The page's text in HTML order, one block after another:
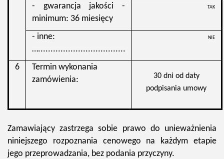
- gwarancja jakości -
minimum: 36 miesięcy
TAK
- inne:
…...................................
NIE
6
Termin wykonania
zamówienia:
30 dni od daty
podpisania umowy
Zamawiający zastrzega sobie prawo do unieważnienia
niniejszego rozpoznania cenowego na każdym etapie
jego przeprowadzania, bez podania przyczyny.